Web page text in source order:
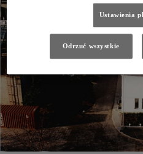
Ustawienia
Odrzuć wszystkie